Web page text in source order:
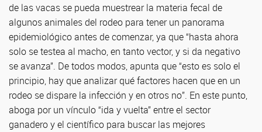
de las vacas se pueda muestrear la materia fecal de
algunos animales del rodeo para tener un panorama
epidemiológico antes de comenzar, ya que “hasta ahora
solo se testea al macho, en tanto vector, y si da negativo
se avanza”. De todos modos, apunta que “esto es solo el
principio, hay que analizar qué factores hacen que en un
rodeo se dispare la infección y en otros no”. En este punto,
aboga por un vínculo “ida y vuelta” entre el sector
ganadero y el científico para buscar las mejores